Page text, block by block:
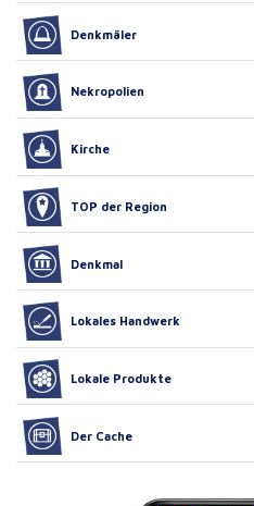
Denkmäler
Nekropolien
Kirche
TOP der Region
Denkmal
Lokales Handwerk
Lokale Produkte
Der Cache